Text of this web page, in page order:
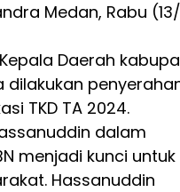
Medan, Rabu
Daerah
dilakukan
TKD TA 2024.
dalam
menjadi kunci untuk
Hassanuddin